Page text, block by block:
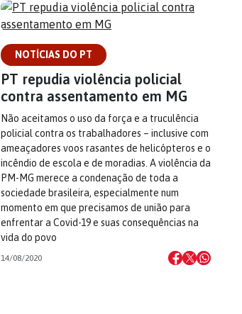
NOTÍCIAS DO PT
PT repudia violência policial
contra assentamento em MG
Não aceitamos o uso da força e a truculência
policial contra os trabalhadores – inclusive com
ameaçadores voos rasantes de helicópteros e o
incêndio de escola e de moradias. A violência da
PM-MG merece a condenação de toda a
sociedade brasileira, especialmente num
momento em que precisamos de união para
enfrentar a Covid-19 e suas consequências na
vida do povo
14/08/2020